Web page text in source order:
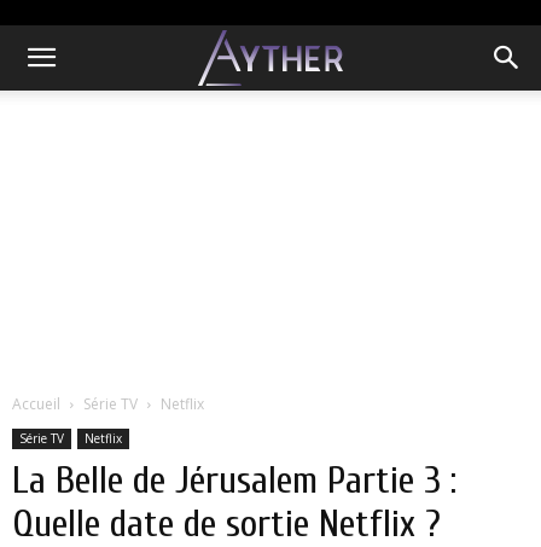
Accueil Série TV Netflix
Série TV Netflix
La Belle de Jérusalem Partie 3 :
Quelle date de sortie Netflix ?